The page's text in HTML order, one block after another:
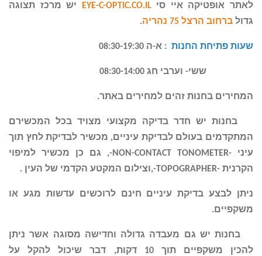
לאתר אופטיקה איי סי EYE-C-OPTIC.CO.IL
יש מרכז תצוגה
גדול ברחוב הרצל 75 נהריה .
שעות פתיחת החנות : א-ה 08:30-19:30
ששי- וערבי חג 08:30-14:00
המחירים בחנות זהים למחירים באתר.
בחנות יש חדר בדיקה מקצועי מצויד בכל המכשירם
המתקדמים בעולם לבדיקת עיניים, מכשיר לבדיקת לחץ תוך
עיני -NON-CONTACT TONOMETER
-, גם כן מכשיר למיפוי
הקרנית -TOPOGRAPHER-,וצילום המקטע הקדמי של העין .
ניתן לבצע בדיקת עיניים חינם לרוכשים עדשות מגע או
משקפיים.
בחנות יש גם מעבדה גדולה וחדישה מסוגה אשר ניתן
להכין משקפיים תוך 10 דקות, דבר שיכול להקל על